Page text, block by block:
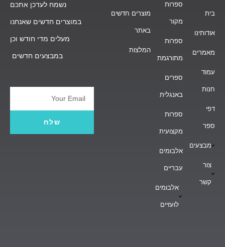
בית
אודותינו
מאמרים
עמוד
חנות
דפי
ספר
מבצעים
צור
קשר
ספרות
מקור
ספרות
מתורגמת
ספרים
באנגלית
ספרות
מקצועית
אלבומים
עבריים
אלבומים
לועזיים
מוצרים חדשים
באתר
המלצות
נשמח לעדכן אתכם
במוצרים חדשים שאנחנו
מעלים מדי חודש וכן
במבצעים חדשים
Email
שלח